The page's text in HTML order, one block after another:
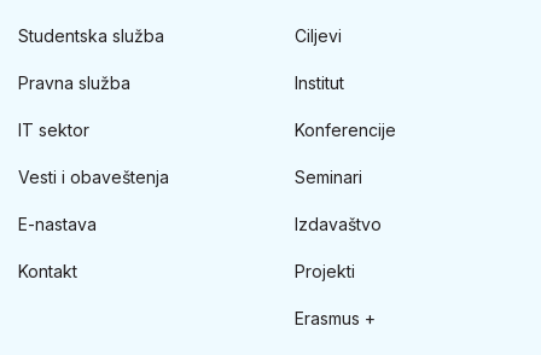
Studentska služba
Pravna služba
IT sektor
Vesti i obaveštenja
E-nastava
Kontakt
Ciljevi
Institut
Konferencije
Seminari
Izdavaštvo
Projekti
Erasmus +